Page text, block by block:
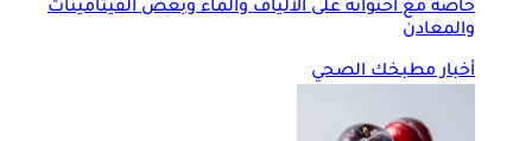
خاصة مع احتوائه على الألياف والماء وبعض الفيتامينات
والمعادن
أخبار مطبخك الصحي